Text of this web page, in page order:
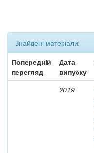
Знайдені матеріали:
Попередній
перегляд
Дата
випуску
2019